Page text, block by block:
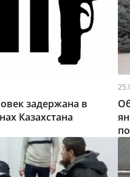
задержана в
Казахстана